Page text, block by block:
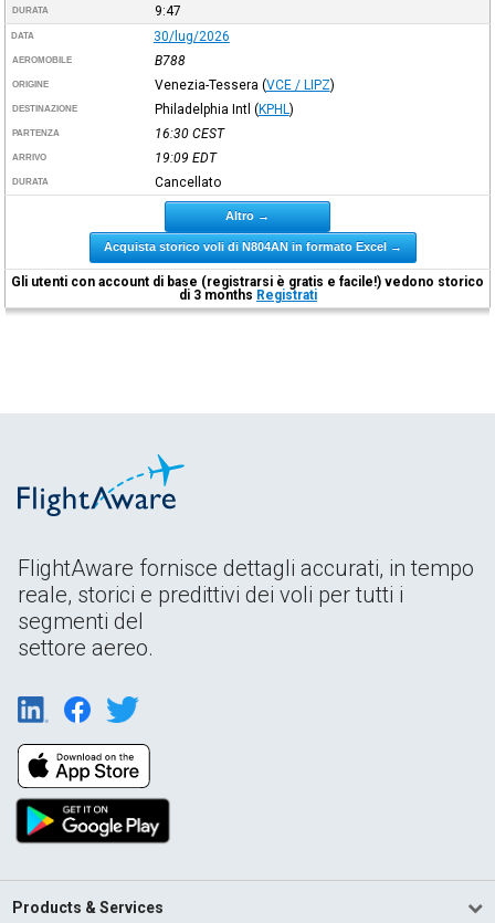
DURATA 9:47
DATA 30/lug/2026
AEROMOBILE B788
ORIGINE Venezia-Tessera (VCE / LIPZ)
DESTINAZIONE Philadelphia Intl (KPHL )
PARTENZA 16:30 CEST
ARRIVO 19:09 EDT
DURATA Cancellato
Altro →
Acquista storico voli di N804AN in formato Excel →
Gli utenti con account di base (registrarsi è gratis e facile!) vedono storico
di 3 months Registrati
FlightAware fornisce dettagli accurati, in tempo
reale, storici e predittivi dei voli per tutti i
segmenti del
settore aereo.
Products & Services